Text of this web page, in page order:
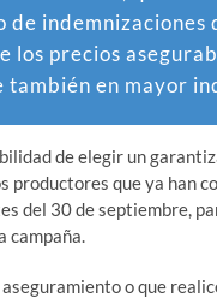
de
los precios
en mayor
de elegir un
productores que ya han
del 30 de septiembre,
campaña.
o que